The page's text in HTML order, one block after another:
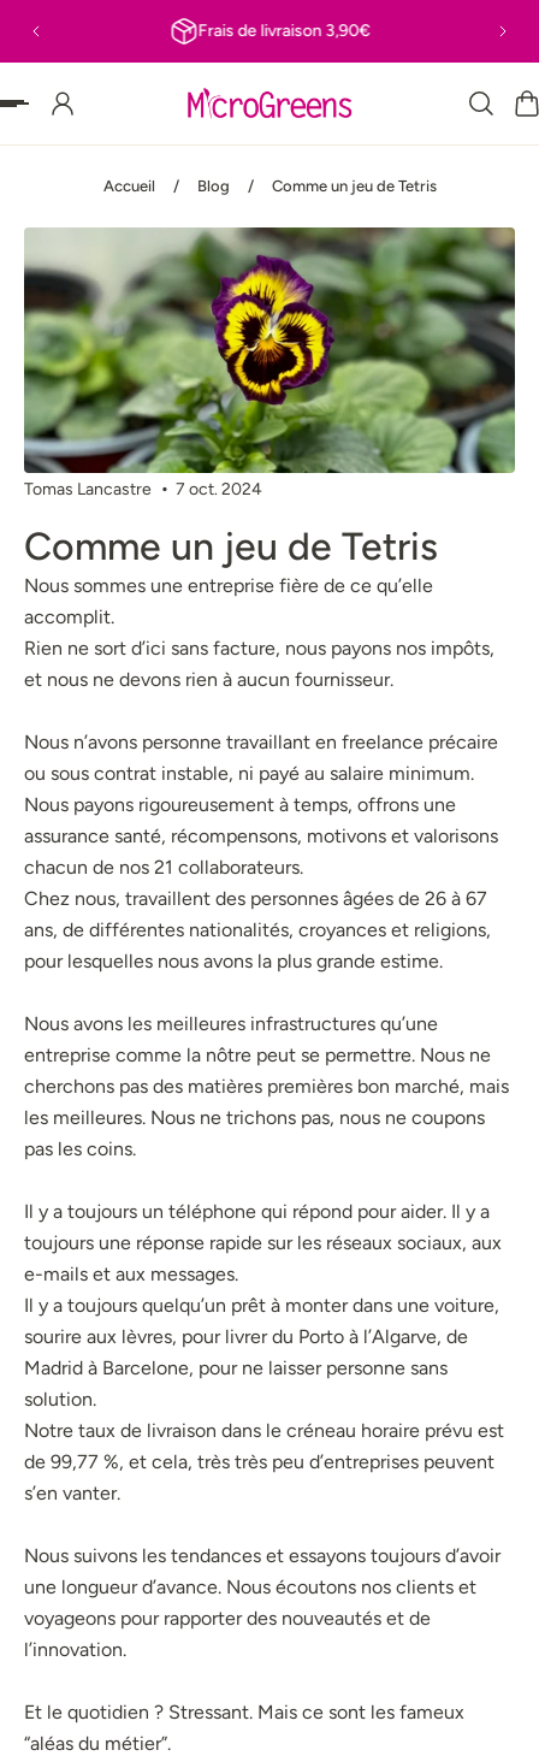
AU CONTENU Frais de livraison 3,90€
Accueil / Blog / Comme un jeu de Tetris
Tomas Lancastre 7 oct. 2024
Comme un jeu de Tetris
Nous sommes une entreprise fière de ce qu’elle
accomplit.
Rien ne sort d’ici sans facture, nous payons nos impôts,
et nous ne devons rien à aucun fournisseur.
Nous n’avons personne travaillant en freelance précaire
ou sous contrat instable, ni payé au salaire minimum.
Nous payons rigoureusement à temps, offrons une
assurance santé, récompensons, motivons et valorisons
chacun de nos 21 collaborateurs.
Chez nous, travaillent des personnes âgées de 26 à 67
ans, de différentes nationalités, croyances et religions,
pour lesquelles nous avons la plus grande estime.
Nous avons les meilleures infrastructures qu’une
entreprise comme la nôtre peut se permettre. Nous ne
cherchons pas des matières premières bon marché, mais
les meilleures. Nous ne trichons pas, nous ne coupons
pas les coins.
Il y a toujours un téléphone qui répond pour aider. Il y a
toujours une réponse rapide sur les réseaux sociaux, aux
e-mails et aux messages.
Il y a toujours quelqu’un prêt à monter dans une voiture,
sourire aux lèvres, pour livrer du Porto à l’Algarve, de
Madrid à Barcelone, pour ne laisser personne sans
solution.
Notre taux de livraison dans le créneau horaire prévu est
de 99,77 %, et cela, très très peu d’entreprises peuvent
s’en vanter.
Nous suivons les tendances et essayons toujours d’avoir
une longueur d’avance. Nous écoutons nos clients et
voyageons pour rapporter des nouveautés et de
l’innovation.
Et le quotidien ? Stressant. Mais ce sont les fameux
“aléas du métier”.